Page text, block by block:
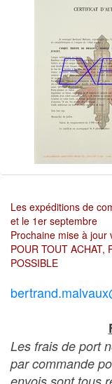
Les expéditions de
et le 1er septembre
Prochaine mise à jour
POUR TOUT ACHAT,
POSSIBLE
Les frais de port
par commande